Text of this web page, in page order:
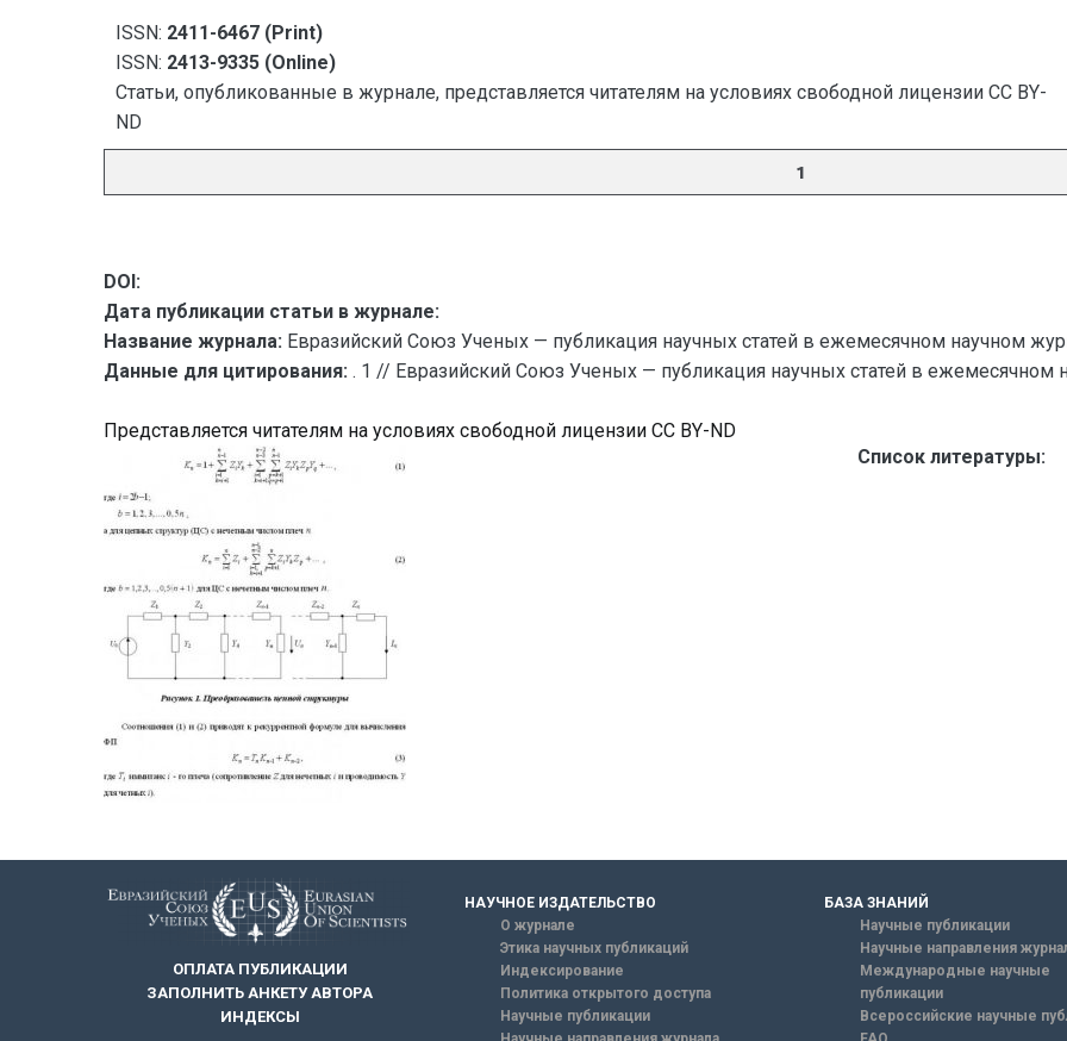
ISSN: 2411-6467 (Print)
ISSN: 2413-9335 (Online)
Статьи, опубликованные в журнале, представляется читателям на условиях свободной лицензии CC BY-
ND
1
DOI:
Дата публикации статьи в журнале:
Название журнала: Евразийский Союз Ученых — публикация научных статей в ежемесячном научном
Данные для цитирования: . 1 // Евразийский Союз Ученых — публикация научных статей в ежемесячном
Представляется читателям на условиях свободной лицензии CC BY-ND
Список литературы:
ОПЛАТА ПУБЛИКАЦИИ
ЗАПОЛНИТЬ АНКЕТУ АВТОРА
ИНДЕКСЫ
НАУЧНОЕ ИЗДАТЕЛЬСТВО
О журнале
Этика научных публикаций
Индексирование
Политика открытого доступа
Научные публикации
БАЗА ЗНАНИЙ
Научные публикации
Научные направления
Международные научные
публикации
Всероссийские научные